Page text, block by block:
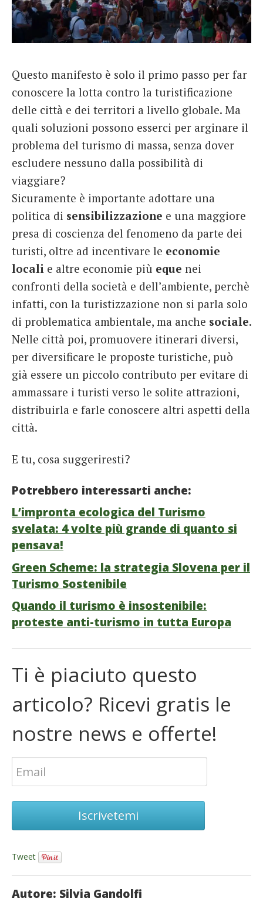
Questo manifesto è solo il primo passo per far
conoscere la lotta contro la turistificazione
delle città e dei territori a livello globale. Ma
quali soluzioni possono esserci per arginare il
problema del turismo di massa, senza dover
escludere nessuno dalla possibilità di
viaggiare?
Sicuramente è importante adottare una
politica di sensibilizzazione e una maggiore
presa di coscienza del fenomeno da parte dei
turisti, oltre ad incentivare le economie
locali e altre economie più eque nei
confronti della società e dell’ambiente, perchè
infatti, con la turistizzazione non si parla solo
di problematica ambientale, ma anche sociale.
Nelle città poi, promuovere itinerari diversi,
per diversificare le proposte turistiche, può
già essere un piccolo contributo per evitare di
ammassare i turisti verso le solite attrazioni,
distribuirla e farle conoscere altri aspetti della
città.
E tu, cosa suggeriresti?
Potrebbero interessarti anche:
L’impronta ecologica del Turismo
svelata: 4 volte più grande di quanto si
pensava!
Green Scheme: la strategia Slovena per il
Turismo Sostenibile
Quando il turismo è insostenibile:
proteste anti-turismo in tutta Europa
Ti è piaciuto questo
articolo? Ricevi gratis le
nostre news e offerte!
Iscrivetemi
Tweet
Autore: Silvia Gandolfi